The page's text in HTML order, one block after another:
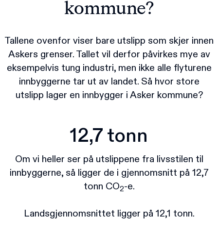
kommune?
Tallene ovenfor viser bare utslipp som skjer innen
Askers grenser. Tallet vil derfor påvirkes mye av
eksempelvis tung industri, men ikke alle flyturene
innbyggerne tar ut av landet. Så hvor store
utslipp lager en innbygger i Asker kommune?
12,7 tonn
Om vi heller ser på utslippene fra livsstilen til
innbyggerne, så ligger de i gjennomsnitt på 12,7
tonn CO2-e.
Landsgjennomsnittet ligger på 12,1 tonn.